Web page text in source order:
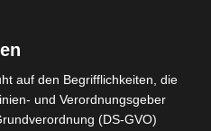
konnte ich
sowie
und
auf den Begrifflichkeiten, die
und Verordnungsgeber
(DS-GVO)